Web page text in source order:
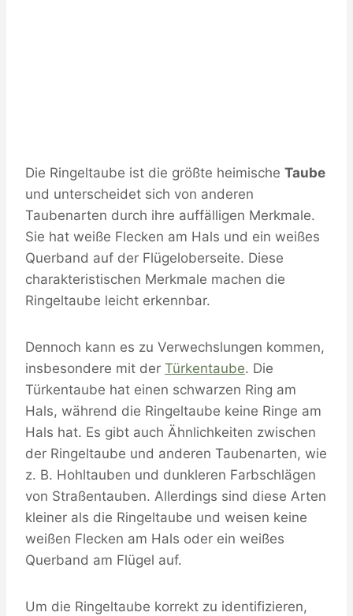
Die Ringeltaube ist die größte heimische Taube
und unterscheidet sich von anderen
Taubenarten durch ihre auffälligen Merkmale.
Sie hat weiße Flecken am Hals und ein weißes
Querband auf der Flügeloberseite. Diese
charakteristischen Merkmale machen die
Ringeltaube leicht erkennbar.
Dennoch kann es zu Verwechslungen kommen,
insbesondere mit der Türkentaube. Die
Türkentaube hat einen schwarzen Ring am
Hals, während die Ringeltaube keine Ringe am
Hals hat. Es gibt auch Ähnlichkeiten zwischen
der Ringeltaube und anderen Taubenarten, wie
z. B. Hohltauben und dunkleren Farbschlägen
von Straßentauben. Allerdings sind diese Arten
kleiner als die Ringeltaube und weisen keine
weißen Flecken am Hals oder ein weißes
Querband am Flügel auf.
Um die Ringeltaube korrekt zu identifizieren,